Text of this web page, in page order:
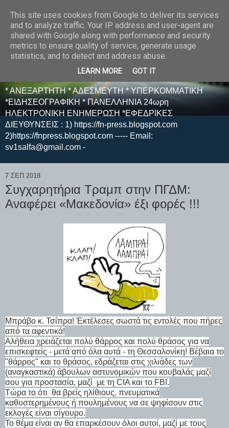
E F E N P R E S S -
ΗΛΕΚΤΡΟΝΙΚΗ
ΕΦΗΜΕΡΙΔΑ
* ΑΝΕΞΑΡΤΗΤΗ * ΑΔΕΣΜΕΥΤΗ * ΥΠΕΡΚΟΜΜΑΤΙΚΗ
*ΕΙΔΗΣΕΟΓΡΑΦΙΚΗ * ΠΑΝΕΛΛΗΝΙΑ 24ωρη
ΗΛΕΚΤΡΟΝΙΚΗ ΕΝΗΜΕΡΩΣΗ *ΕΦΕΔΡΙΚΕΣ
ΔΙΕΥΘΥΝΣΕΙΣ : 1) https://fn-press.blogspot.com
2)https://fnpress.blogspot.com ----- Email:
sv1salfa@gmail.com -
7 ΣΕΠ 2018
Συγχαρητήρια Τραμπ στην ΠΓΔΜ:
Αναφέρει «Μακεδονία» έξι φορές !!!
Μπράβο κ. Τσίπρα! Έκτέλεσες σωστά τις εντολές που πήρες
από τα αφεντικά!
Αλήθεια χρειάζεται πολύ θάρρος και πολύ θράσος για να
επισκεφτείς - μετά από όλα αυτά - τη Θεσσαλονίκη! Βέβαια το
"θάρρος" και το θράσος, εδράζεται στις χιλιάδες των
(αναγκαστικά) άβουλων αστυνομικών που κουβαλάς μαζί
σου για προστασία, μαζί με τη CIA και το FBI.
Τώρα το ότι θα βρείς ηλίθιους, πνευματικά
καθυστερημένους ή πουλημένους να σε ψηφίσουν στις
εκλογές είναι σίγουρο.
Το θέμα είναι αν θα επαρκέσουν όλοι αυτοί, μαζί με τους
This site uses cookies from Google to deliver its services
and to analyze traffic. Your IP address and user-agent are
shared with Google along with performance and security
metrics to ensure quality of service, generate usage
statistics, and to detect and address abuse.
LEARN MORE GOT IT